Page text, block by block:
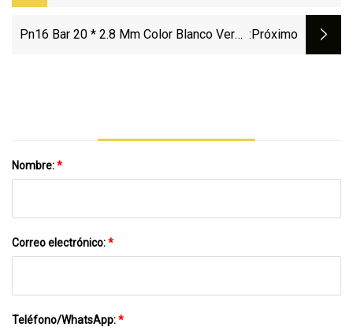
Unión De PVC Válvula De Bola De PVC
Válvula De PVC Válvula De Control De
Pn16 Bar 20 * 2.8 Mm Color Blanco Verde :próximo
Nombre:*
Correo electrónico:*
Teléfono/WhatsApp:*